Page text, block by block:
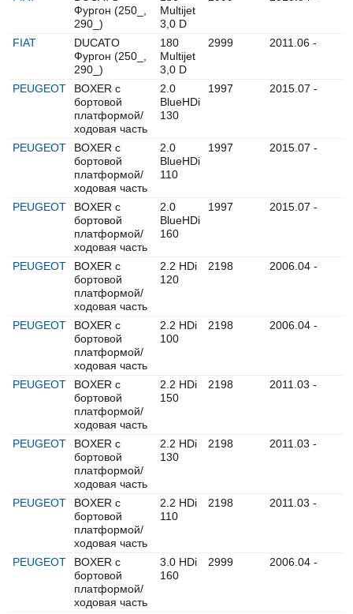
Фургон (250_,
290_)
Multijet
3,0 D
FIAT
DUCATO
Фургон (250_,
290_)
180
Multijet
3,0 D
2999 2011.06 -
PEUGEOT
BOXER c
бортовой
платформой/
ходовая часть
2.0
BlueHDi
130
1997 2015.07 -
PEUGEOT
BOXER c
бортовой
платформой/
ходовая часть
2.0
BlueHDi
110
1997 2015.07 -
PEUGEOT
BOXER c
бортовой
платформой/
ходовая часть
2.0
BlueHDi
160
1997 2015.07 -
PEUGEOT
BOXER c
бортовой
платформой/
ходовая часть
2.2 HDi
120
2198 2006.04 -
PEUGEOT
BOXER c
бортовой
платформой/
ходовая часть
2.2 HDi
100
2198 2006.04 -
PEUGEOT
BOXER c
бортовой
платформой/
ходовая часть
2.2 HDi
150
2198 2011.03 -
PEUGEOT
BOXER c
бортовой
платформой/
ходовая часть
2.2 HDi
130
2198 2011.03 -
PEUGEOT
BOXER c
бортовой
платформой/
ходовая часть
2.2 HDi
110
2198 2011.03 -
PEUGEOT
BOXER c
бортовой
платформой/
ходовая часть
3.0 HDi
160
2999 2006.04 -